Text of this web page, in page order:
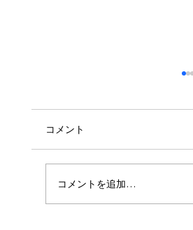
コメント
コメントを追加…